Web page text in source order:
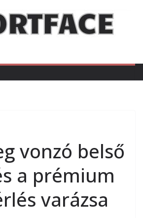
vonzó belső
a prémium
varázsa